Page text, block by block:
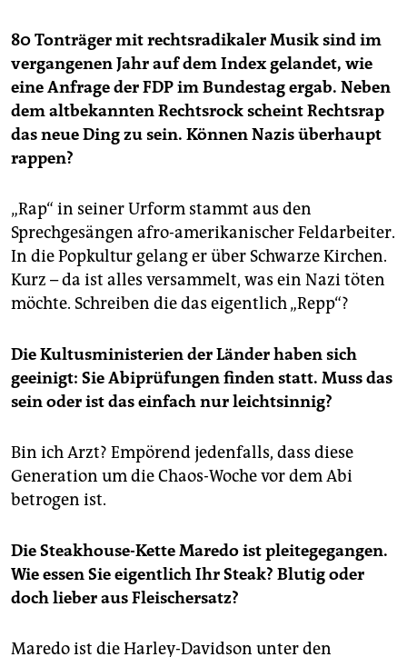
80 Tonträger mit rechtsradikaler Musik sind im
vergangenen Jahr auf dem Index gelandet, wie
eine Anfrage der FDP im Bundestag ergab. Neben
dem altbekannten Rechtsrock scheint Rechtsrap
das neue Ding zu sein. Können Nazis überhaupt
rappen?
„Rap“ in seiner Urform stammt aus den
Sprechgesängen afro-amerikanischer Feldarbeiter.
In die Popkultur gelang er über Schwarze Kirchen.
Kurz – da ist alles versammelt, was ein Nazi töten
möchte. Schreiben die das eigentlich „Repp“?
Die Kultusministerien der Länder haben sich
geeinigt: Sie Abiprüfungen finden statt. Muss das
sein oder ist das einfach nur leichtsinnig?
Bin ich Arzt? Empörend jedenfalls, dass diese
Generation um die Chaos-Woche vor dem Abi
betrogen ist.
Die Steakhouse-Kette Maredo ist pleitegegangen.
Wie essen Sie eigentlich Ihr Steak? Blutig oder
doch lieber aus Fleischersatz?
Maredo ist die Harley-Davidson unter den